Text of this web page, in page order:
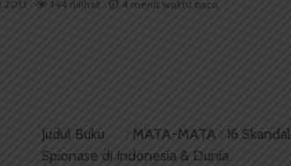
2013 144 dilihat 4 menit waktu baca
Judul Buku : MATA-MATA : 16 Skandal
Spionase di Indonesia & Dunia